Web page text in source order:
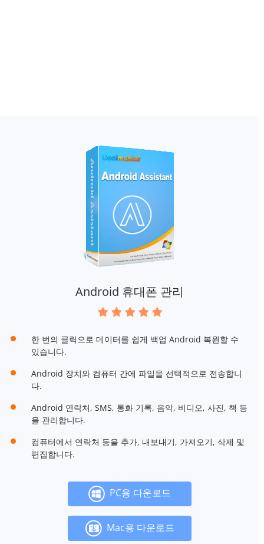
Android 휴대폰 관리
한 번의 클릭으로 데이터를 쉽게 백업 Android 복원할 수
있습니다.
Android 장치와 컴퓨터 간에 파일을 선택적으로 전송합니
다.
Android 연락처, SMS, 통화 기록, 음악, 비디오, 사진, 책 등
을 관리합니다.
컴퓨터에서 연락처 등을 추가, 내보내기, 가져오기, 삭제 및
편집합니다.
PC용 다운로드
Mac용 다운로드